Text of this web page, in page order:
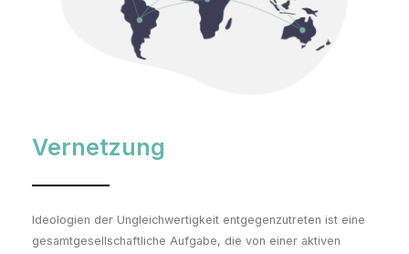
Vernetzung
Ideologien der Ungleichwertigkeit entgegenzutreten ist eine
gesamtgesellschaftliche Aufgabe, die von einer aktiven